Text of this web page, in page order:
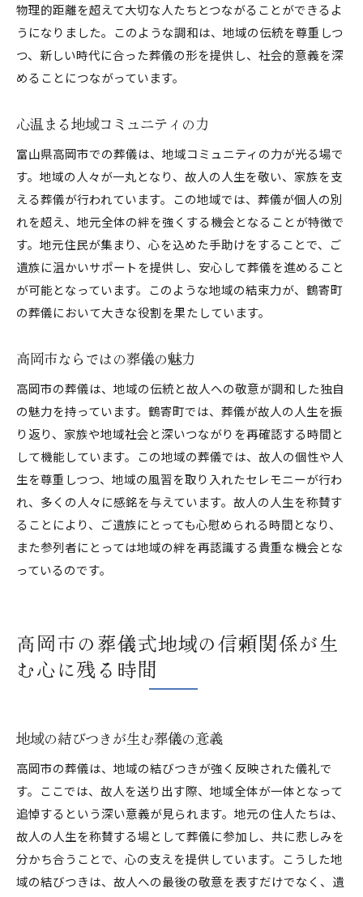
物理的距離を超えて大切な人たちとつながることができるよ
うになりました。このような調和は、地域の伝統を尊重しつ
つ、新しい時代に合った葬儀の形を提供し、社会的意義を深
めることにつながっています。
心温まる地域コミュニティの力
富山県高岡市での葬儀は、地域コミュニティの力が光る場で
す。地域の人々が一丸となり、故人の人生を敬い、家族を支
える葬儀が行われています。この地域では、葬儀が個人の別
れを超え、地元全体の絆を強くする機会となることが特徴で
す。地元住民が集まり、心を込めた手助けをすることで、ご
遺族に温かいサポートを提供し、安心して葬儀を進めること
が可能となっています。このような地域の結束力が、鶴寄町
の葬儀において大きな役割を果たしています。
高岡市ならではの葬儀の魅力
高岡市の葬儀は、地域の伝統と故人への敬意が調和した独自
の魅力を持っています。鶴寄町では、葬儀が故人の人生を振
り返り、家族や地域社会と深いつながりを再確認する時間と
して機能しています。この地域の葬儀では、故人の個性や人
生を尊重しつつ、地域の風習を取り入れたセレモニーが行わ
れ、多くの人々に感銘を与えています。故人の人生を称賛す
ることにより、ご遺族にとっても心慰められる時間となり、
また参列者にとっては地域の絆を再認識する貴重な機会とな
っているのです。
高岡市の葬儀式地域の信頼関係が生
む心に残る時間
地域の結びつきが生む葬儀の意義
高岡市の葬儀は、地域の結びつきが強く反映された儀礼で
す。ここでは、故人を送り出す際、地域全体が一体となって
追悼するという深い意義が見られます。地元の住人たちは、
故人の人生を称賛する場として葬儀に参加し、共に悲しみを
分かち合うことで、心の支えを提供しています。こうした地
域の結びつきは、故人への最後の敬意を表すだけでなく、遺